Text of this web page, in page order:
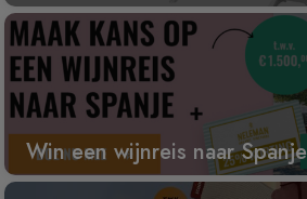
Win een wijnreis naar Spanje